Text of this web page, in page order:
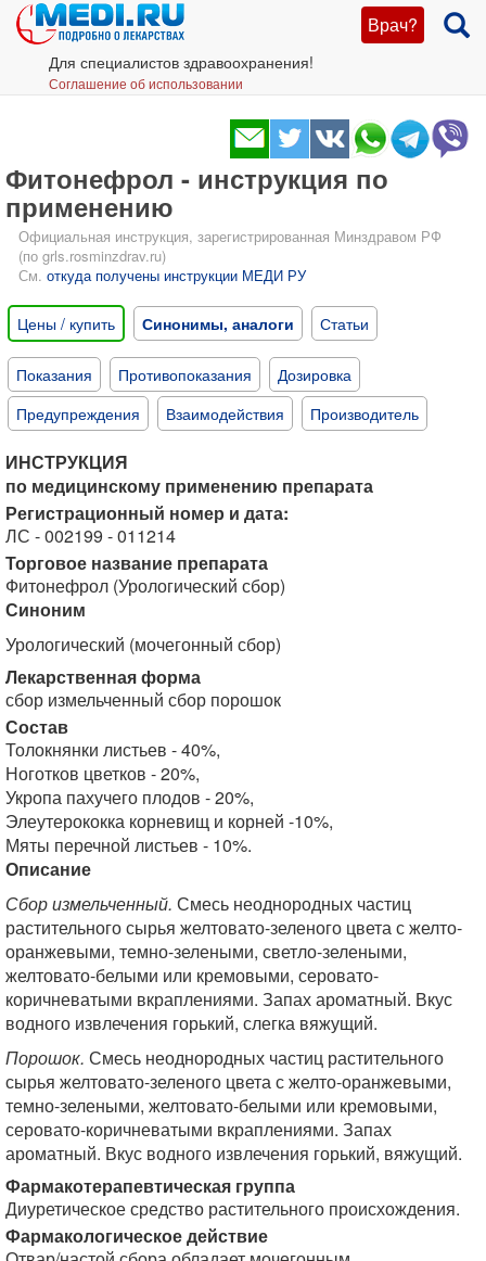
Врач?
Для специалистов здравоохранения!
Соглашение об использовании
Фитонефрол - инструкция по
применению
Официальная инструкция, зарегистрированная Минздравом РФ
(по grls.rosminzdrav.ru)
См. откуда получены инструкции МЕДИ РУ
Цены / купить Синонимы, аналоги Статьи
Показания Противопоказания
Дозировка
Предупреждения
Взаимодействия Производитель
ИНСТРУКЦИЯ
по медицинскому применению препарата
Регистрационный номер и дата:
ЛС - 002199 - 011214
Торговое название препарата
Фитонефрол (Урологический сбор)
Синоним
Урологический (мочегонный сбор)
Лекарственная форма
сбор измельченный сбор порошок
Состав
Толокнянки листьев - 40%,
Ноготков цветков - 20%,
Укропа пахучего плодов - 20%,
Элеутерококка корневищ и корней -10%,
Мяты перечной листьев - 10%.
Описание
Сбор измельченный. Смесь неоднородных частиц
растительного сырья желтовато-зеленого цвета с желто-
оранжевыми, темно-зелеными, светло-зелеными,
желтовато-белыми или кремовыми, серовато-
коричневатыми вкраплениями. Запах ароматный. Вкус
водного извлечения горький, слегка вяжущий.
Порошок. Смесь неоднородных частиц растительного
сырья желтовато-зеленого цвета с желто-оранжевыми,
темно-зелеными, желтовато-белыми или кремовыми,
серовато-коричневатыми вкраплениями. Запах
ароматный. Вкус водного извлечения горький, вяжущий.
Фармакотерапевтическая группа
Диуретическое средство растительного происхождения.
Фармакологическое действие